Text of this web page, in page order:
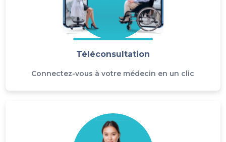
Téléconsultation
Connectez-vous à votre médecin en un clic